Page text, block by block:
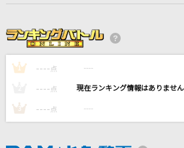
残酷な天使のテーゼ
ゴーストルール(Game Version)
DECO*27
はしメロ
1 ---- 点 ----
---- 点 ----
3 ---- 点 ----